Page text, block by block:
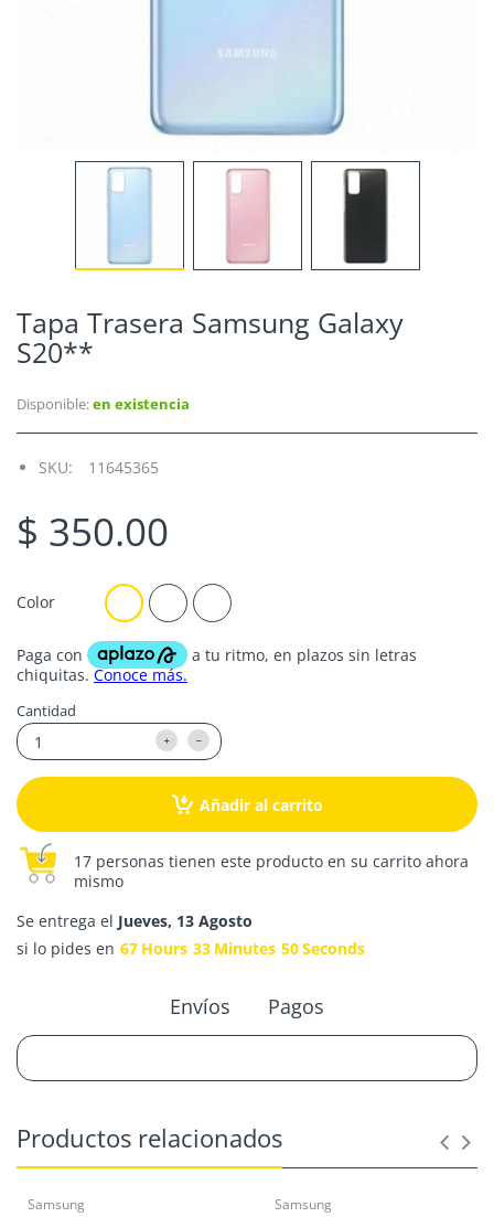
Tapa Trasera Samsung Galaxy
S20**
Disponible:en existencia
SKU: 11645365
$ 350.00
Color
Cantidad
Añadir al carrito
17 personas tienen este producto en su carrito ahora
mismo
Se entrega el Jueves, 13 Agosto
si lo pides en 67 Hours 33 Minutes 50Seconds
Envíos Pagos
Productos relacionados
Samsung
Samsung